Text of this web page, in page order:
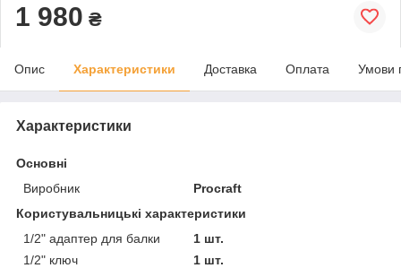
1 980 ₴
Опис Характеристики Доставка Оплата Умови
Характеристики
Основні
Виробник
Procraft
Користувальницькі характеристики
1/2" адаптер для балки
1 шт.
1/2" ключ
1 шт.